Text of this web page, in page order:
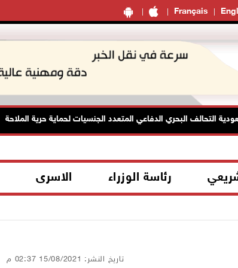
Français
التحالف البحري الدفاعي المتعدد الجنسيات لحماية حرية الملاحة
رئاسة الوزراء الاسرى
تاريخ النشر: 15/08/2021 02:37 م